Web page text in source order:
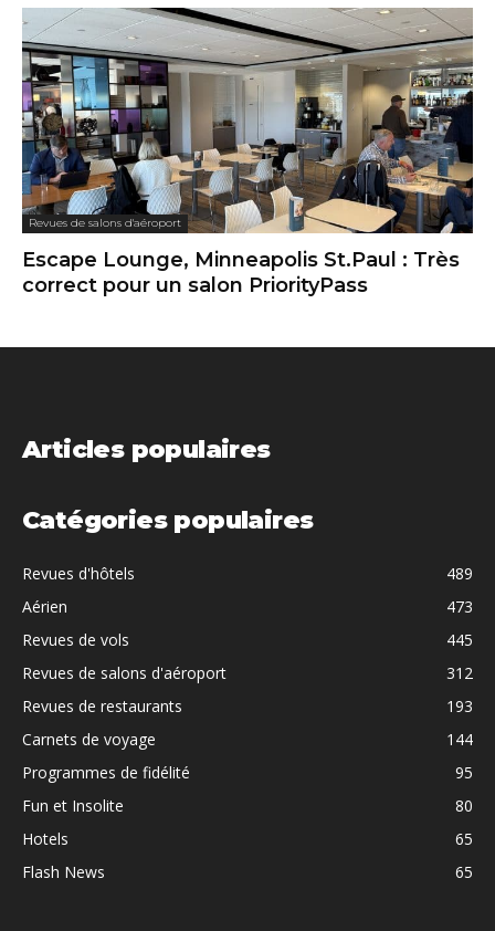
Revues de salons d'aéroport
Escape Lounge, Minneapolis St.Paul : Très
correct pour un salon PriorityPass
Articles populaires
Catégories populaires
Revues d'hôtels
489
Aérien
473
Revues de vols
445
Revues de salons d'aéroport
312
Revues de restaurants
193
Carnets de voyage
144
Programmes de fidélité
95
Fun et Insolite
80
Hotels
65
Flash News
65